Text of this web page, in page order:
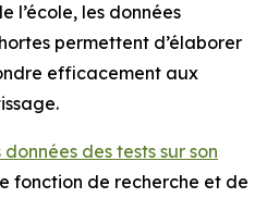
l’école, les données
permettent d’élaborer
efficacement aux
données des tests sur son
fonction de recherche et de